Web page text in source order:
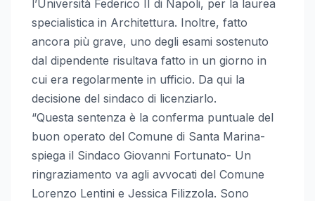
l’Università Federico II di Napoli, per la laurea
specialistica in Architettura. Inoltre, fatto
ancora più grave, uno degli esami sostenuto
dal dipendente risultava fatto in un giorno in
cui era regolarmente in ufficio. Da qui la
decisione del sindaco di licenziarlo.
“Questa sentenza è la conferma puntuale del
buon operato del Comune di Santa Marina-
spiega il Sindaco Giovanni Fortunato- Un
ringraziamento va agli avvocati del Comune
Lorenzo Lentini e Jessica Filizzola. Sono